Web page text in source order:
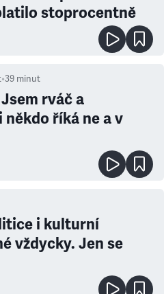
stoprocentně
•39 minut
rváč a
někdo říká ne a v
i kulturní
vždycky. Jen se